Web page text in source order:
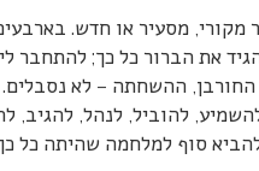
מקורי, מסעיר או חדש.
את הברור כל כך;
ההשחתה – לא נסבלים.
להוביל, לנהל, להגיב,
סוף למלחמה שהיתה כל